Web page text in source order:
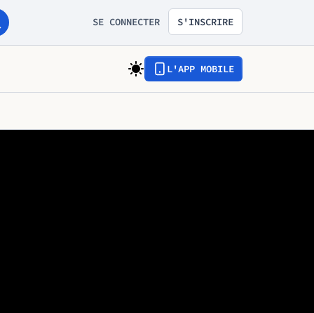
SE CONNECTER S'INSCRIRE
L'APP MOBILE